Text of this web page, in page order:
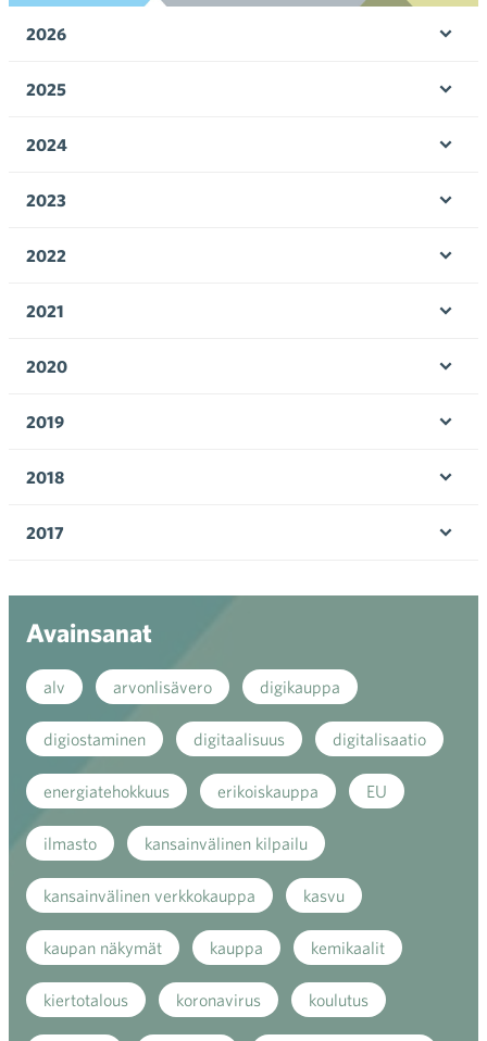
2026
2025
2024
2023
2022
2021
2020
2019
2018
2017
Avainsanat
alv arvonlisävero digikauppa
digiostaminen digitaalisuus digitalisaatio
energiatehokkuus erikoiskauppa EU
ilmasto kansainvälinen kilpailu
kansainvälinen verkkokauppa kasvu
kaupan näkymät kauppa kemikaalit
kiertotalous koronavirus koulutus